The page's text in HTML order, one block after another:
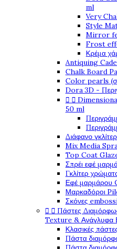
ml
Very
Style
Mirror
Frost
Κρέμα
Antiquing
Chalk Board
Color pearls
Dora 3D -
 
50 ml
Διάφανο
Mix Media
Top Coat
Σπρέι εφέ
Γκλίτερ
Εφέ μαρμάρου
Μαρκαδόροι
Σκόνες
  Πάστες
Texture & Ανάγλυφα
Κλασικές
Πάστα